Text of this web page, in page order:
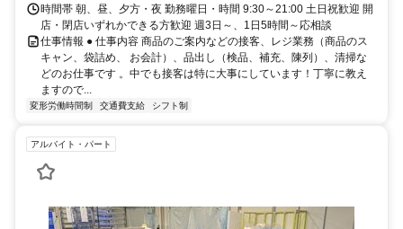
時間帯 朝、昼、夕方・夜 勤務曜日・時間 9:30～21:00 土日祝歓迎 開
店・閉店いずれかできる方歓迎 週3日～、1日5時間～応相談
仕事情報 ● 仕事内容 商品のご案内などの接客、レジ業務（商品のス
キャン、袋詰め、 お会計）、品出し（検品、補充、陳列）、清掃な
どのお仕事です 。中でも接客は特に大事にしています！丁寧に教え
ますので...
変形労働時間制 交通費支給 シフト制
アルバイト・パート